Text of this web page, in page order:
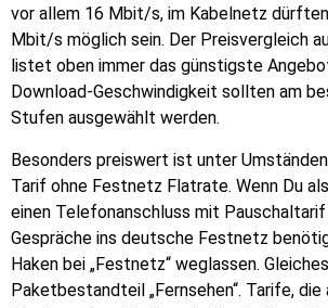
vor allem 16 Mbit/s, im Kabelnetz
Mbit/s möglich sein. Der Preisvergleich
listet oben immer das günstigste
Download-Geschwindigkeit sollten am
Stufen ausgewählt werden.
Besonders preiswert ist unter
Tarif ohne Festnetz Flatrate. Wenn Du
einen Telefonanschluss mit
Gespräche ins deutsche Festnetz
Haken bei „Festnetz“ weglassen.
Paketbestandteil „Fernsehen“. Tarife, die